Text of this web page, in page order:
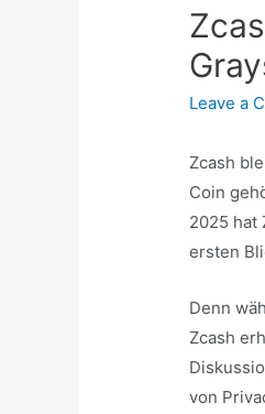
Leave a
Zcash
Coin
2025 hat
ersten
Denn
Zcash
von